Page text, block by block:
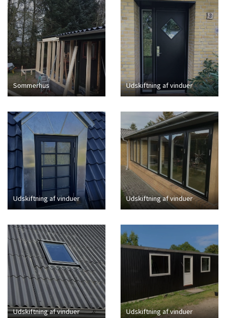
Sommerhus Udskiftning af vinduer
Udskiftning af vinduer Udskiftning af vinduer
Udskiftning af vinduer Udskiftning af vinduer